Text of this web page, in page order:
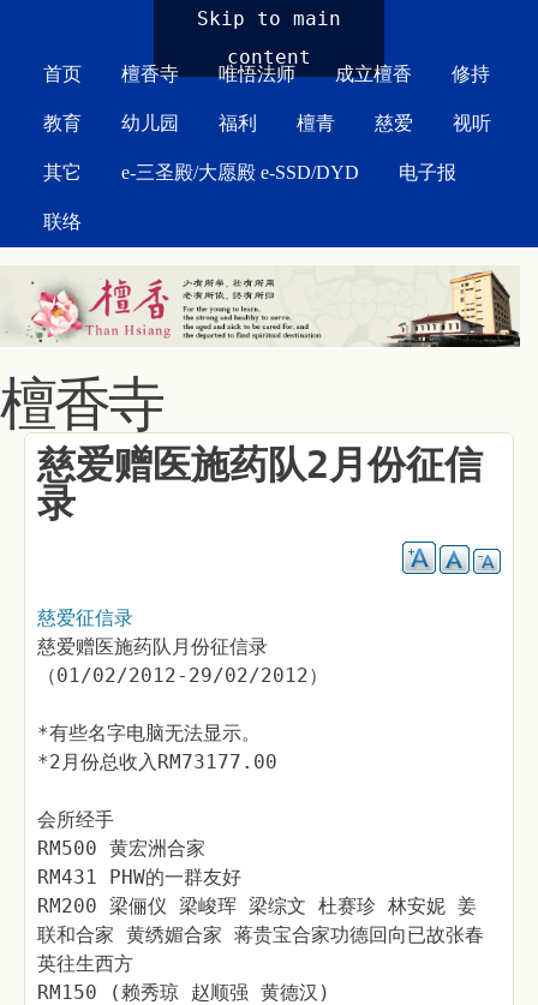
Skip to main
content
首页 檀香寺 唯悟法师 成立檀香 修持
教育 幼儿园 福利 檀青 慈爱 视听
其它 e-三圣殿/大愿殿 e-SSD/DYD 电子报
联络
檀香寺
慈爱赠医施药队2月份征信
录
慈爱征信录
慈爱赠医施药队月份征信录
（01/02/2012-29/02/2012）
*有些名字电脑无法显示。
*2月份总收入RM73177.00
会所经手
RM500 黄宏洲合家
RM431 PHW的一群友好
RM200 梁俪仪 梁峻珲 梁综文 杜赛珍 林安妮 姜
联和合家 黄绣媚合家 蒋贵宝合家功德回向已故张春
英往生西方
RM150 (赖秀琼 赵顺强 黄德汉)